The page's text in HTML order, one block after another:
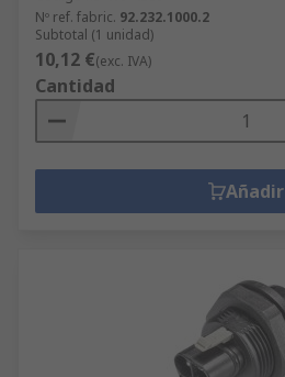
Nº ref. fabric. 92.232.1000.2
Subtotal (1 unidad)
10,12 €(exc. IVA)
Cantidad
Añadir